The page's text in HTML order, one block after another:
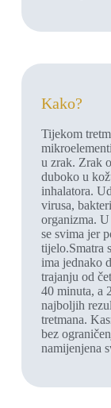
Kako?
Tijekom
u zrak. Zrak
duboko u
inhalatora.
virusa,
organizma.
se svima jer
tijelo.Smatra
ima jednako
trajanju od
40 minuta, a
najboljih
tretmana.
bez
namijenjena